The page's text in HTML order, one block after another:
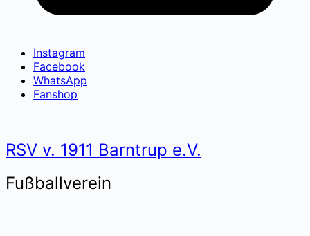
Instagram
Facebook
WhatsApp
Fanshop
RSV v. 1911 Barntrup e.V.
Fußballverein